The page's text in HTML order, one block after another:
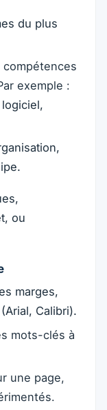
du plus
exemple :
ou
marges,
Calibri).
mots-clés à
une page,